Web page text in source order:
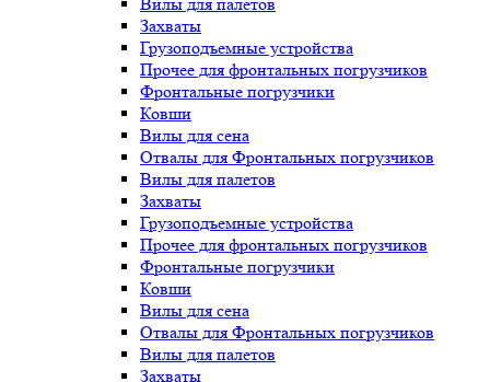
Захваты
Грузоподъемные устройства
Прочее для фронтальных погрузчиков
Фронтальные погрузчики
Ковши
Вилы для сена
Отвалы для Фронтальных погрузчиков
Вилы для палетов
Захваты
Грузоподъемные устройства
Прочее для фронтальных погрузчиков
Фронтальные погрузчики
Ковши
Вилы для сена
Отвалы для Фронтальных погрузчиков
Вилы для палетов
Захваты